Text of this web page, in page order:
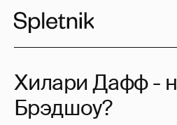
Хилари Дафф -
Брэдшоу?